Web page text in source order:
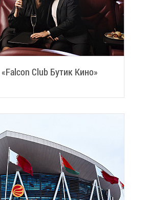
Club Бу­тик Ки­но»